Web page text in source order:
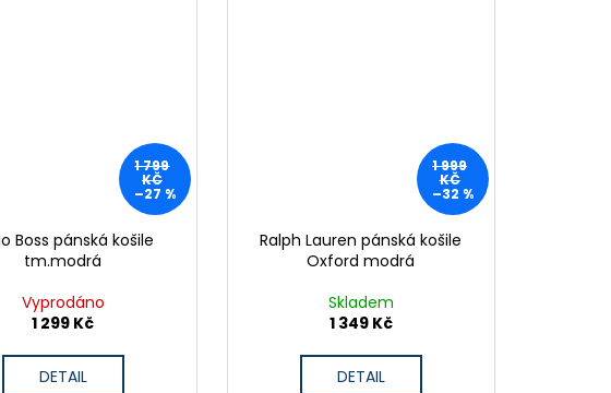
1 799
KČ
–27 %
Boss pánská košile
tm.modrá
Vyprodáno
1 299 Kč
DETAIL
1 999
KČ
–32 %
Ralph Lauren pánská košile
Oxford modrá
Skladem
1 349 Kč
DETAIL